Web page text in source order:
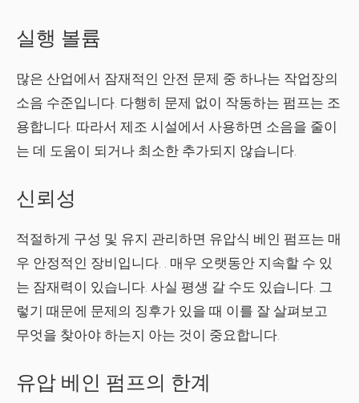
실행 볼륨
많은 산업에서 잠재적인 안전 문제 중 하나는 작업장의
소음 수준입니다. 다행히 문제 없이 작동하는 펌프는 조
용합니다. 따라서 제조 시설에서 사용하면 소음을 줄이
는 데 도움이 되거나 최소한 추가되지 않습니다.
신뢰성
적절하게 구성 및 유지 관리하면 유압식 베인 펌프는 매
우 안정적인 장비 입니다. . 매우 오랫동안 지속할 수 있
는 잠재력이 있습니다. 사실 평생 갈 수도 있습니다. 그
렇기 때문에 문제의 징후가 있을 때 이를 잘 살펴보고
무엇을 찾아야 하는지 아는 것이 중요합니다.
유압 베인 펌프의 한계